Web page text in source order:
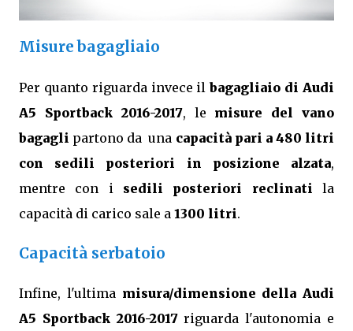
Misure bagagliaio
Per quanto riguarda invece ilbagagliaio di Audi
A5 Sportback 2016-2017, le misure del vano
bagagli partono da una capacità pari a 480 litri
con sedili posteriori in posizione alzata,
mentre con i sedili posteriori reclinati la
capacità di carico sale a 1300 litri.
Capacità serbatoio
Infine, l'ultima misura/dimensione della Audi
A5 Sportback 2016-2017riguarda l'autonomia e